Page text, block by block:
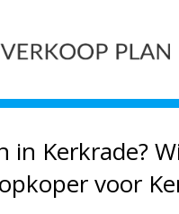
in Kerkrade?
voor